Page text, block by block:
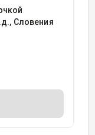
Словения